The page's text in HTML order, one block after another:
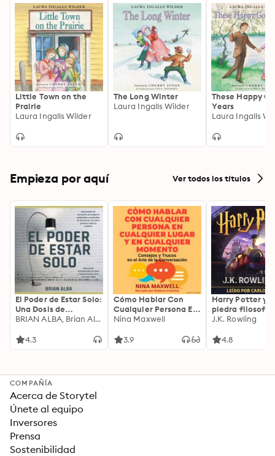
Little Town on the
Prairie
Laura Ingalls Wilder
The Long Winter
Laura Ingalls Wilder
These Happy
Years
Laura Ingalls
Empieza por aquí Ver todos los títulos
El Poder de Estar Solo:
Una Dosis de
Motivación
Ideas Revolucionarias
BRIAN ALBA, Brian Alba
4.3
Cómo Hablar Con
Cualquier Persona En
Cualquier Lugar Y En
Nina Maxwell
3.9
Harry Potter y
piedra filosofal
J.K. Rowling
4.8
COMPAÑÍA
Acerca de Storytel
Únete al equipo
Inversores
Prensa
Sostenibilidad